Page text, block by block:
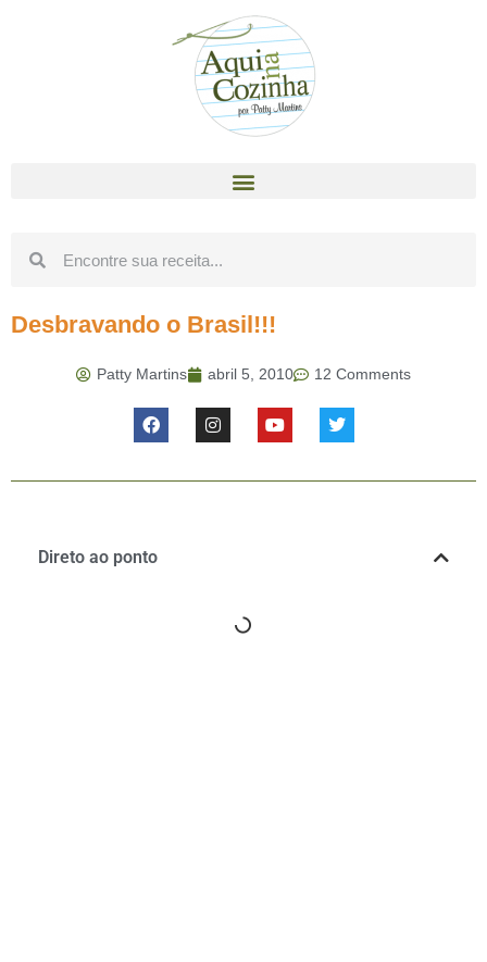
Desbravando o Brasil!!!
Patty Martins abril 5, 2010 12 Comments
Direto ao ponto